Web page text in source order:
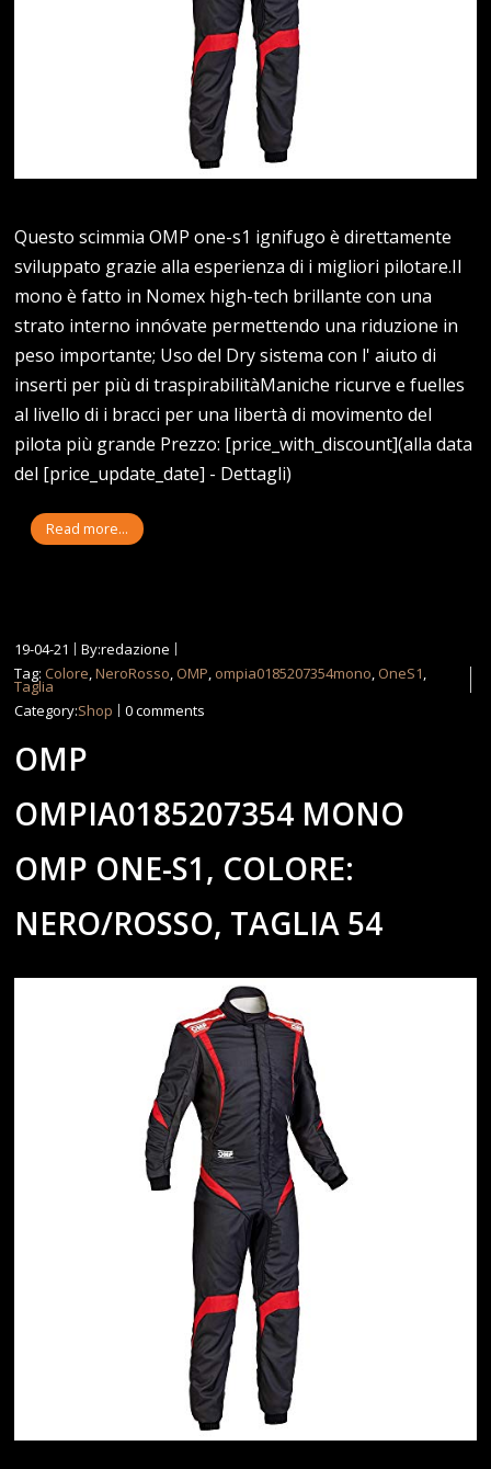
Questo scimmia OMP one-s1 ignifugo è direttamente
sviluppato grazie alla esperienza di i migliori pilotare.Il
mono è fatto in Nomex high-tech brillante con una
strato interno innóvate permettendo una riduzione in
peso importante; Uso del Dry sistema con l' aiuto di
inserti per più di traspirabilitàManiche ricurve e fuelles
al livello di i bracci per una libertà di movimento del
pilota più grande Prezzo: [price_with_discount](alla data
del [price_update_date] - Dettagli)
Read more...
19-04-21
By:redazione
Tag: Colore,NeroRosso, OMP, ompia0185207354mono, OneS1,
Taglia
Category:Shop 0 comments
OMP
OMPIA0185207354 MONO
OMP ONE-S1, COLORE:
NERO/ROSSO, TAGLIA 54